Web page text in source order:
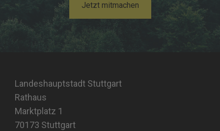
Jetzt mitmachen
Landeshauptstadt Stuttgart
Rathaus
Marktplatz 1
70173 Stuttgart